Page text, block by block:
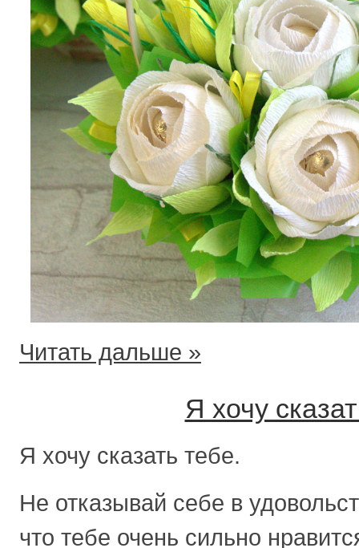
Читать дальше »
Я хочу
Я хочу сказать тебе.
Не отказывай себе в
что тебе очень сильно